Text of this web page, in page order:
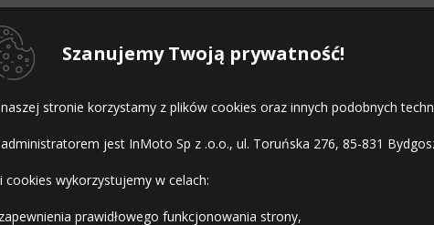
Szanujemy Twoją prywatność!
stronie korzystamy z plików cookies oraz innych podobnych
jest InMoto Sp z .o.o., ul. Toruńska 276, 85-831
cookies wykorzystujemy w celach:
zapewnienia prawidłowego funkcjonowania strony,
Dostępne rozmiary